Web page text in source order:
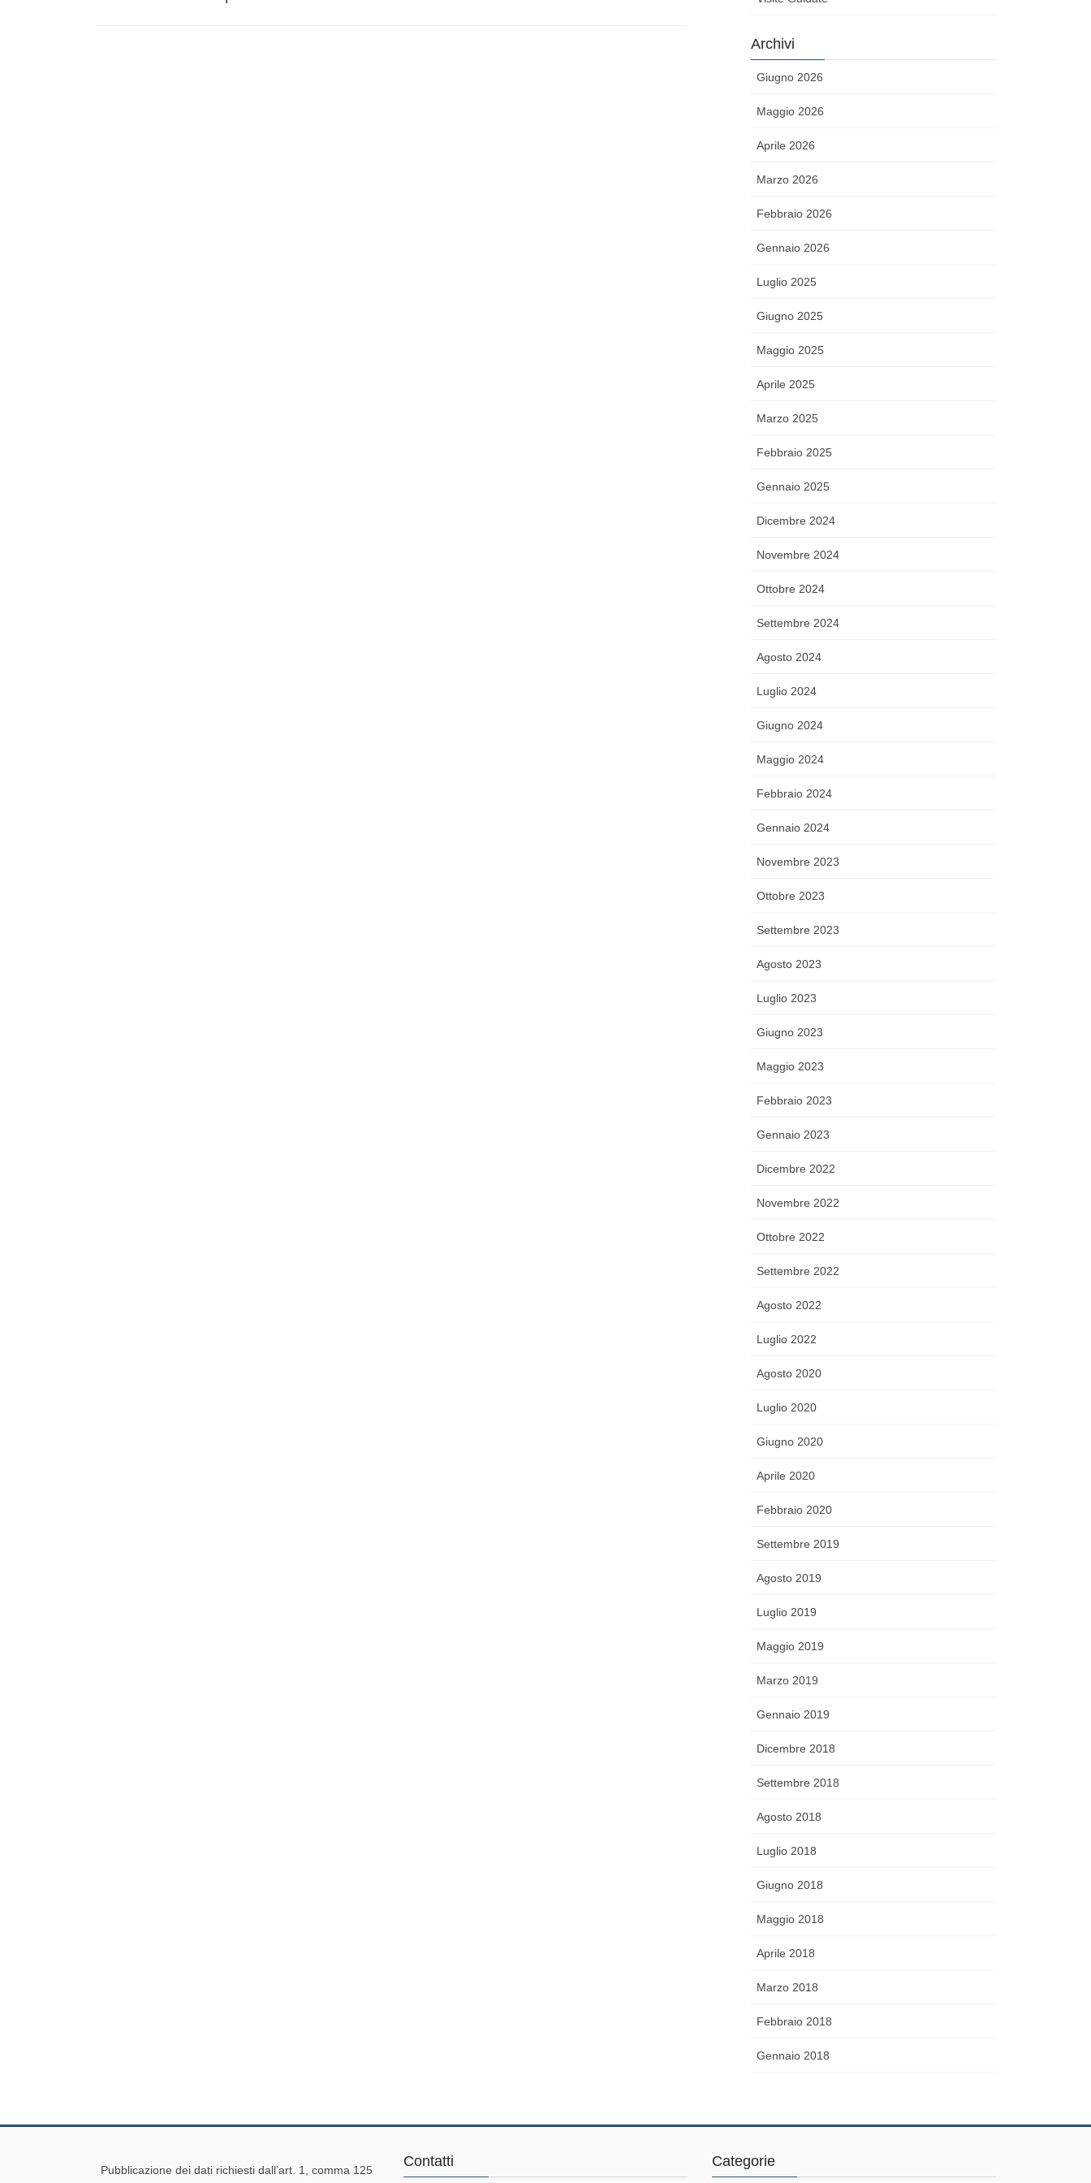
Archivi
Giugno 2026
Maggio 2026
Aprile 2026
Marzo 2026
Febbraio 2026
Gennaio 2026
Luglio 2025
Giugno 2025
Maggio 2025
Aprile 2025
Marzo 2025
Febbraio 2025
Gennaio 2025
Dicembre 2024
Novembre 2024
Ottobre 2024
Settembre 2024
Agosto 2024
Luglio 2024
Giugno 2024
Maggio 2024
Febbraio 2024
Gennaio 2024
Novembre 2023
Ottobre 2023
Settembre 2023
Agosto 2023
Luglio 2023
Giugno 2023
Maggio 2023
Febbraio 2023
Gennaio 2023
Dicembre 2022
Novembre 2022
Ottobre 2022
Settembre 2022
Agosto 2022
Luglio 2022
Agosto 2020
Luglio 2020
Giugno 2020
Aprile 2020
Febbraio 2020
Settembre 2019
Agosto 2019
Luglio 2019
Maggio 2019
Marzo 2019
Gennaio 2019
Dicembre 2018
Settembre 2018
Agosto 2018
Luglio 2018
Giugno 2018
Maggio 2018
Aprile 2018
Marzo 2018
Febbraio 2018
Gennaio 2018
Pubblicazione dei dati richiesti dall’art. 1, comma 125
Contatti Categorie